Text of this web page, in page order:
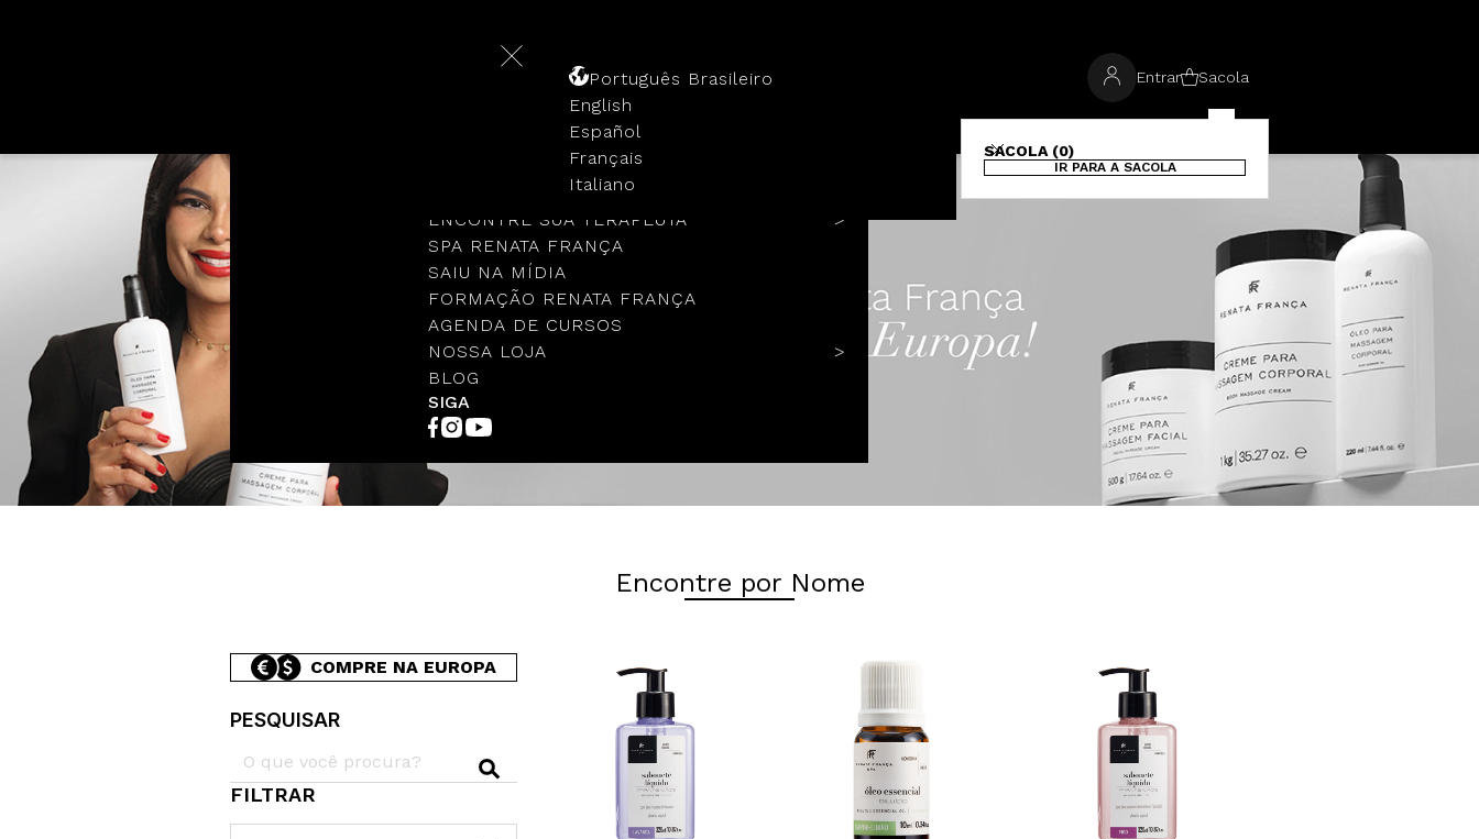
NOSSA HISTÓRIA
ENCONTRE SUA TERAPEUTA
SPA RENATA FRANÇA
SAIU NA MÍDIA
FORMAÇÃO RENATA FRANÇA
AGENDA DE CURSOS
NOSSA LOJA
BLOG
SIGA
Português Brasileiro
English
Español
Français
Italiano
Entrar Sacola
SACOLA (0)
IR PARA A SACOLA
Encontre por Nome
COMPRE NA EUROPA
PESQUISAR
FILTRAR